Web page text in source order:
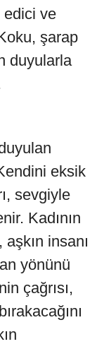
edici ve
şarap
duyularla
eksik
sevgiyle
Kadının
insanı
yönünü
çağrısı,